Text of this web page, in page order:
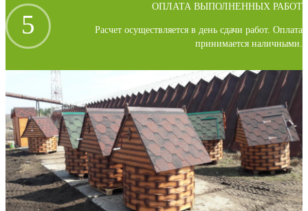
5
ОПЛАТА ВЫПОЛНЕННЫХ РАБОТ
Расчет осуществляется в день сдачи работ. Оплата
принимается наличными.